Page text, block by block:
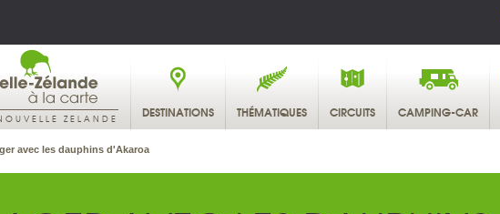
ZELANDE DESTINATIONS THÉMATIQUES CIRCUITS CAMPING-CAR
avec les dauphins d'Akaroa